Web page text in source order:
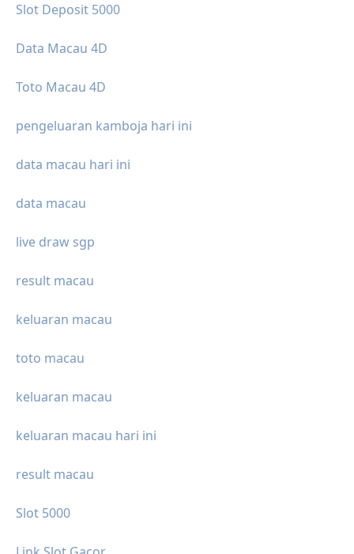
Slot Deposit 5000
Data Macau 4D
Toto Macau 4D
pengeluaran kamboja hari ini
data macau hari ini
data macau
live draw sgp
result macau
keluaran macau
toto macau
keluaran macau
keluaran macau hari ini
result macau
Slot 5000